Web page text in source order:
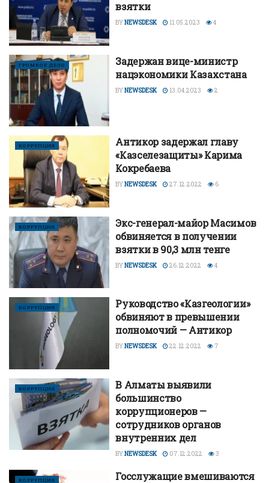
взятки
BYNEWSDESK 11.05.2023 4
ГРОМКОЕ ДЕЛО
Задержан вице-министр
нацэкономики Казахстана
BYNEWSDESK 13.04.2023 2
КОРРУПЦИЯ
Антикор задержал главу
«Казселезащиты» Карима
Кокребаева
BYNEWSDESK 27.12.2022 6
КОРРУПЦИЯ
Экс-генерал-майор Масимов
обвиняется в получении
взятки в 90,3 млн тенге
BYNEWSDESK 26.12.2022 4
КОРРУПЦИЯ
Руководство «Казгеологии»
обвиняют в превышении
полномочий — Антикор
BYNEWSDESK 22.12.2022 7
КОРРУПЦИЯ
В Алматы выявили
большинство
коррупционеров —
сотрудников органов
внутренних дел
BYNEWSDESK 07.12.2022 3
КОРРУПЦИЯ
Госслужащие вмешиваются